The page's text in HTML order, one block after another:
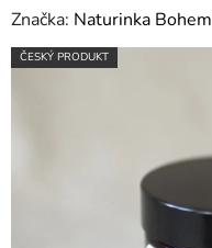
Značka: Naturinka
ČESKÝ PRODUKT